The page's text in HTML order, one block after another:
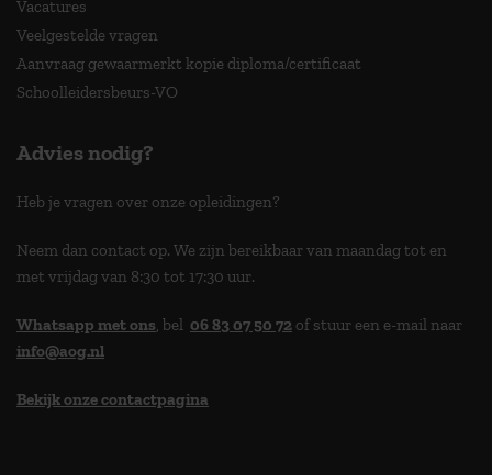
Vacatures
Veelgestelde vragen
Aanvraag gewaarmerkt kopie diploma/certificaat
Schoolleidersbeurs-VO
Advies nodig?
Heb je vragen over onze opleidingen?
Neem dan contact op. We zijn bereikbaar van maandag tot en
met vrijdag van 8:30 tot 17:30 uur.
Whatsapp met ons, bel 06 83 07 50 72 of stuur een e-mail naar
info@aog.nl
Bekijk onze contactpagina